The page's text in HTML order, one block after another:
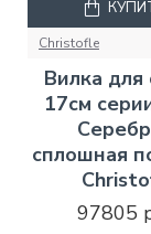
Christofle
Вилка для
17см
сплошная
97805